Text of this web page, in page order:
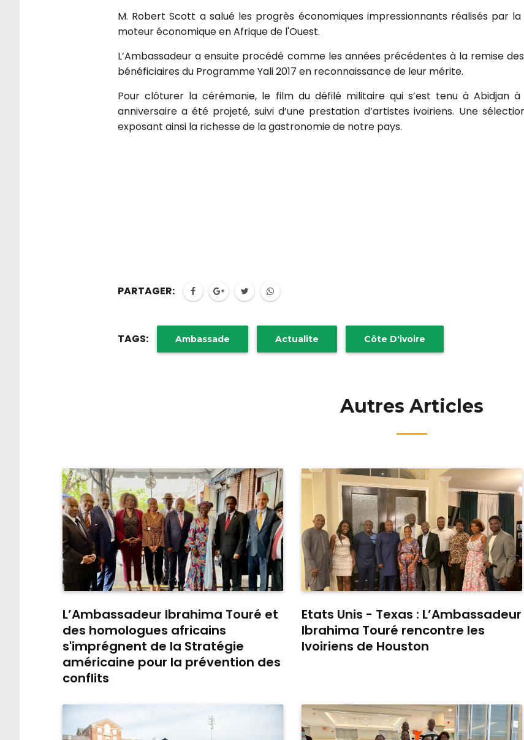
M. Robert Scott a salué les progrès économiques impressionnants réalisés par
moteur économique en Afrique de l'Ouest.
L’Ambassadeur a ensuite procédé comme les années précédentes à la remise
bénéficiaires du Programme Yali 2017 en reconnaissance de leur mérite.
Pour clôturer la cérémonie, le film du défilé militaire qui s’est tenu à Abidjan
anniversaire a été projeté, suivi d’une prestation d’artistes ivoiriens. Une
exposant ainsi la richesse de la gastronomie de notre pays.
PARTAGER:
TAGS: Ambassade Actualite Côte D'ivoire
Autres Articles
L’Ambassadeur Ibrahima Touré et
des homologues africains
s'imprégnent de la Stratégie
américaine pour la prévention des
conflits
Etats Unis - Texas : L’Ambassadeur
Ibrahima Touré rencontre les
Ivoiriens de Houston